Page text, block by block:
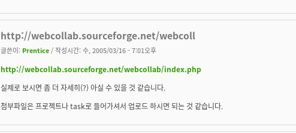
http://webcollab.sourceforge.net/webcoll
글쓴이: Prentice / 작성시간: 수, 2005/03/16 - 7:01오후
http://webcollab.sourceforge.net/webcollab/index.php
실제로 보시면 좀 더 자세히(?) 아실 수 있을 것 같습니다.
첨부파일은 프로젝트나 task로 들어가셔서 업로드 하시면 되는 것 같습니다.